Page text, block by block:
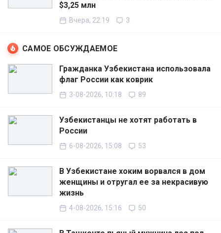
$3,25 млн
Вчера, 22:19 3
САМОЕ ОБСУЖДАЕМОЕ
Гражданка Узбекистана использовала
флаг России как коврик
3-08-2026, 10:18 89
Узбекистанцы не хотят работать в
России
6-08-2026, 15:08 53
В Узбекистане хоким ворвался в дом
женщины и отругал ее за некрасивую
жизнь
4-08-2026, 15:16 50